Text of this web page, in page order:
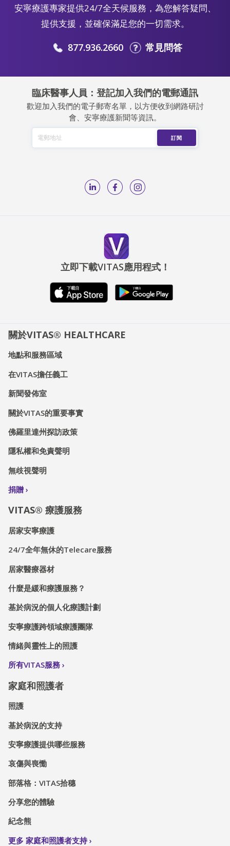
安寧療護專家提供24/7全天候服務，為您解答疑問、
提供支援，並確保滿足您的一切需求。
877.936.2660 常見問答
臨床醫事人員：登記加入我們的電郵通訊
歡迎加入我們的電子郵寄名單，以方便收到網路研討
會、安寧療護新聞等資訊。
立即下載VITAS應用程式！
關於VITAS® HEALTHCARE
地點和服務區域
在VITAS擔任義工
新聞發佈室
關於VITAS的重要事實
佛羅里達州探訪政策
隱私權和免責聲明
無歧視聲明
捐贈
VITAS® 療護服務
居家安寧療護
24/7全年無休的Telecare服務
居家醫療器材
什麼是緩和療護服務？
基於病況的個人化療護計劃
安寧療護跨領域療護團隊
情緒與靈性上的照護
所有VITAS服務
家庭和照護者
照護
基於病況的支持
安寧療護提供哪些服務
哀傷與喪慟
部落格：VITAS拾穗
分享您的體驗
紀念熊
更多 家庭和照護者支持